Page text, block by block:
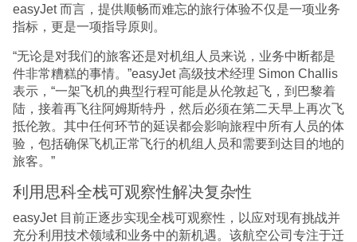
easyJet 而言，提供顺畅而难忘的旅行体验不仅是一项业务
指标，更是一项指导原则。
“无论是对我们的旅客还是对机组人员来说，业务中断都是
件非常糟糕的事情。”easyJet 高级技术经理 Simon Challis
表示，“一架飞机的典型行程可能是从伦敦起飞，到巴黎着
陆，接着再飞往阿姆斯特丹，然后必须在第二天早上再次飞
抵伦敦。其中任何环节的延误都会影响旅程中所有人员的体
验，包括确保飞机正常飞行的机组人员和需要到达目的地的
旅客。”
利用思科全栈可观察性解决复杂性
easyJet 目前正逐步实现全栈可观察性，以应对现有挑战并
充分利用技术领域和业务中的新机遇。该航空公司专注于迁